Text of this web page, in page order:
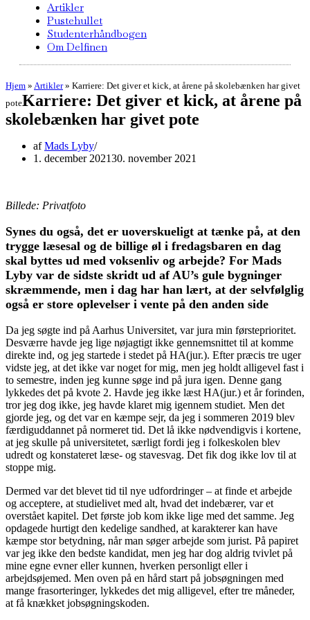
Artikler
Pustehullet
Studenterhåndbogen
Om Delfinen
Hjem » Artikler» Karriere: Det giver et kick, at årene på skolebænken har givet
poteKarriere: Det giver et kick, at årene på
skolebænken har givet pote
afMads Lyby
1. december 202130. november 2021
Billede: Privatfoto
Synes du også, det er uoverskueligt at tænke på, at den
trygge læsesal og de billige øl i fredagsbaren en dag
skal byttes ud med voksenliv og arbejde? For Mads
Lyby var de sidste skridt ud af AU’s gule bygninger
skræmmende, men i dag har han lært, at der selvfølglig
også er store oplevelser i vente på den anden side
Da jeg søgte ind på Aarhus Universitet, var jura min førsteprioritet.
Desværre havde jeg lige nøjagtigt ikke gennemsnittet til at komme
direkte ind, og jeg startede i stedet på HA(jur.). Efter præcis tre uger
vidste jeg, at det ikke var noget for mig, men jeg holdt alligevel fast i
to semestre, inden jeg kunne søge ind på jura igen. Denne gang
lykkedes det på kvote 2. Havde jeg ikke læst HA(jur.) et år forinden,
tror jeg dog ikke, jeg havde klaret mig igennem studiet. Men det
gjorde jeg, og det var en kæmpe sejr, da jeg i sommeren 2019 blev
færdiguddannet på normeret tid. Det lå ikke nødvendigvis i kortene,
at jeg skulle på universitetet, særligt fordi jeg i folkeskolen blev
udredt og konstateret læse- og stavesvag. Det fik dog ikke lov til at
stoppe mig.
Dermed var det blevet tid til nye udfordringer – at finde et arbejde
og acceptere, at studielivet med alt, hvad det indebærer, var et
overstået kapitel. Det første job kom ikke lige med det samme. Jeg
opdagede hurtigt den kedelige sandhed, at karakterer kan have
kæmpe stor betydning, når man søger arbejde som jurist. På papiret
var jeg ikke den bedste kandidat, men jeg har dog aldrig tvivlet på
mine egne evner eller kunnen, hverken personligt eller i
arbejdsøjemed. Men oven på en hård start på jobsøgningen med
mange frasorteringer, lykkedes det mig alligevel, efter tre måneder,
at få knækket jobsøgningskoden.